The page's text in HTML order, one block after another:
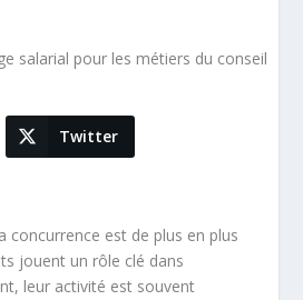
Twitter
concurrence est de plus en plus
jouent un rôle clé dans
leur activité est souvent